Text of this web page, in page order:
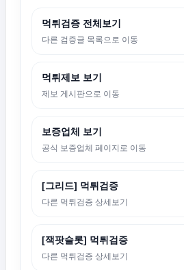
먹튀검증 전체보기
다른 검증글 목록으로 이동
먹튀제보 보기
제보 게시판으로 이동
보증업체 보기
공식 보증업체 페이지로 이동
[그리드] 먹튀검증
다른 먹튀검증 상세보기
[잭팟슬롯] 먹튀검증
다른 먹튀검증 상세보기